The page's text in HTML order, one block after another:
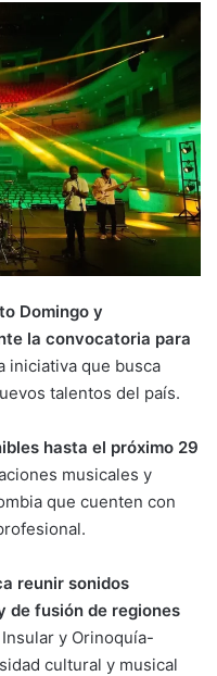
Domingo y
la convocatoria para
iniciativa que busca
talentos del país.
hasta el próximo 29
musicales y
que cuenten con
reunir sonidos
de fusión de regiones
y Orinoquía-
cultural y musical